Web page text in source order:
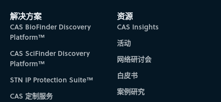
解决方案
CAS BioFinder Discovery
Platform™
CAS SciFinder Discovery
Platform™
STN IP Protection Suite™
CAS 定制服务
资源
CAS Insights
活动
网络研讨会
白皮书
案例研究